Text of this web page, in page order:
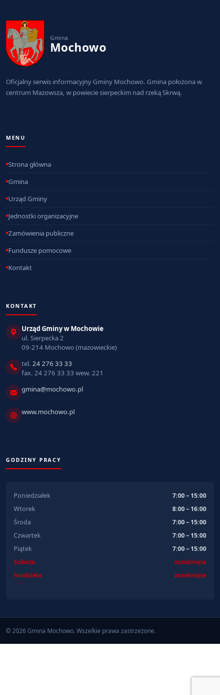
Gmina
Mochowo
Oficjalny serwis informacyjny Gminy Mochowo. Gmina położona w
centrum Mazowsza, w powiecie sierpeckim nad rzeką Skrwą.
MENU
Strona główna
Gmina
Urząd Gminy
Jednostki organizacyjne
Zamówienia publiczne
Fundusze pomocowe
Kontakt
KONTAKT
Urząd Gminy w Mochowie
ul. Sierpecka 2
09-214 Mochowo (mazowieckie)
tel. 24 276 33 33
fax. 24 276 33 33 wew. 221
gmina@mochowo.pl
www.mochowo.pl
GODZINY PRACY
Poniedziałek
7:00 – 15:00
Wtorek
8:00 – 16:00
Środa
7:00 – 15:00
Czwartek
7:00 – 15:00
Piątek
7:00 – 15:00
Sobota
zamknięte
Niedziela
zamknięte
© 2026 Gmina Mochowo. Wszelkie prawa zastrzeżone.